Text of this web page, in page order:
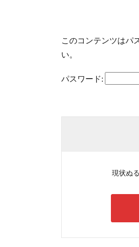
このコンテンツはパ
い。
パスワード:
現状ぬるい、改